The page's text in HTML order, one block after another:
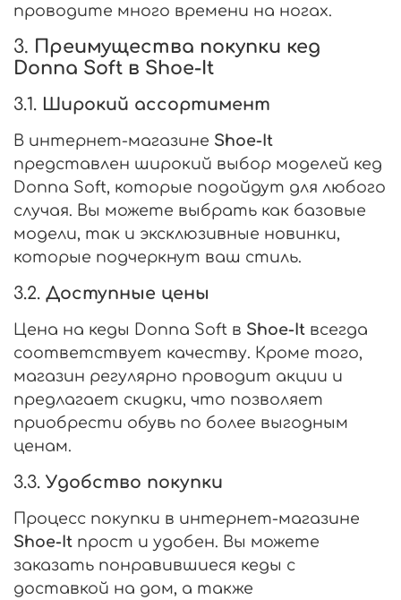
проводите много времени на ногах.
3. Преимущества покупки кед
Donna Soft в Shoe-It
3.1. Широкий ассортимент
В интернет-магазине Shoe-It
представлен широкий выбор моделей кед
Donna Soft, которые подойдут для любого
случая. Вы можете выбрать как базовые
модели, так и эксклюзивные новинки,
которые подчеркнут ваш стиль.
3.2. Доступные цены
Цена на кеды Donna Soft в Shoe-It всегда
соответствует качеству. Кроме того,
магазин регулярно проводит акции и
предлагает скидки, что позволяет
приобрести обувь по более выгодным
ценам.
3.3. Удобство покупки
Процесс покупки в интернет-магазине
Shoe-It прост и удобен. Вы можете
заказать понравившиеся кеды с
доставкой на дом, а также